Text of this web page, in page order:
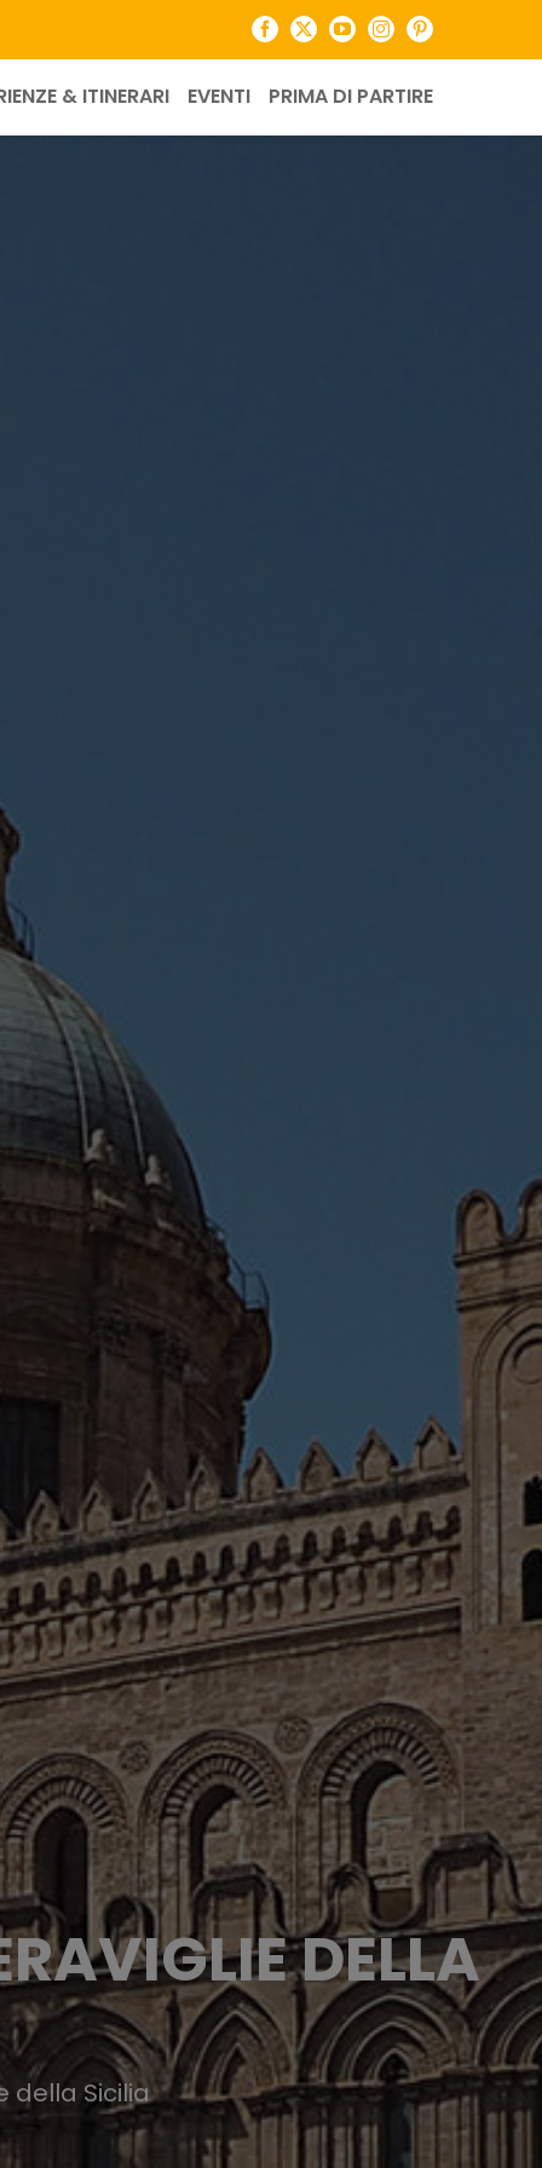
Facebook
X YouTubeInstagramPinterest
& ITINERARI EVENTI PRIMA DI PARTIRE
DELLA
della Sicilia